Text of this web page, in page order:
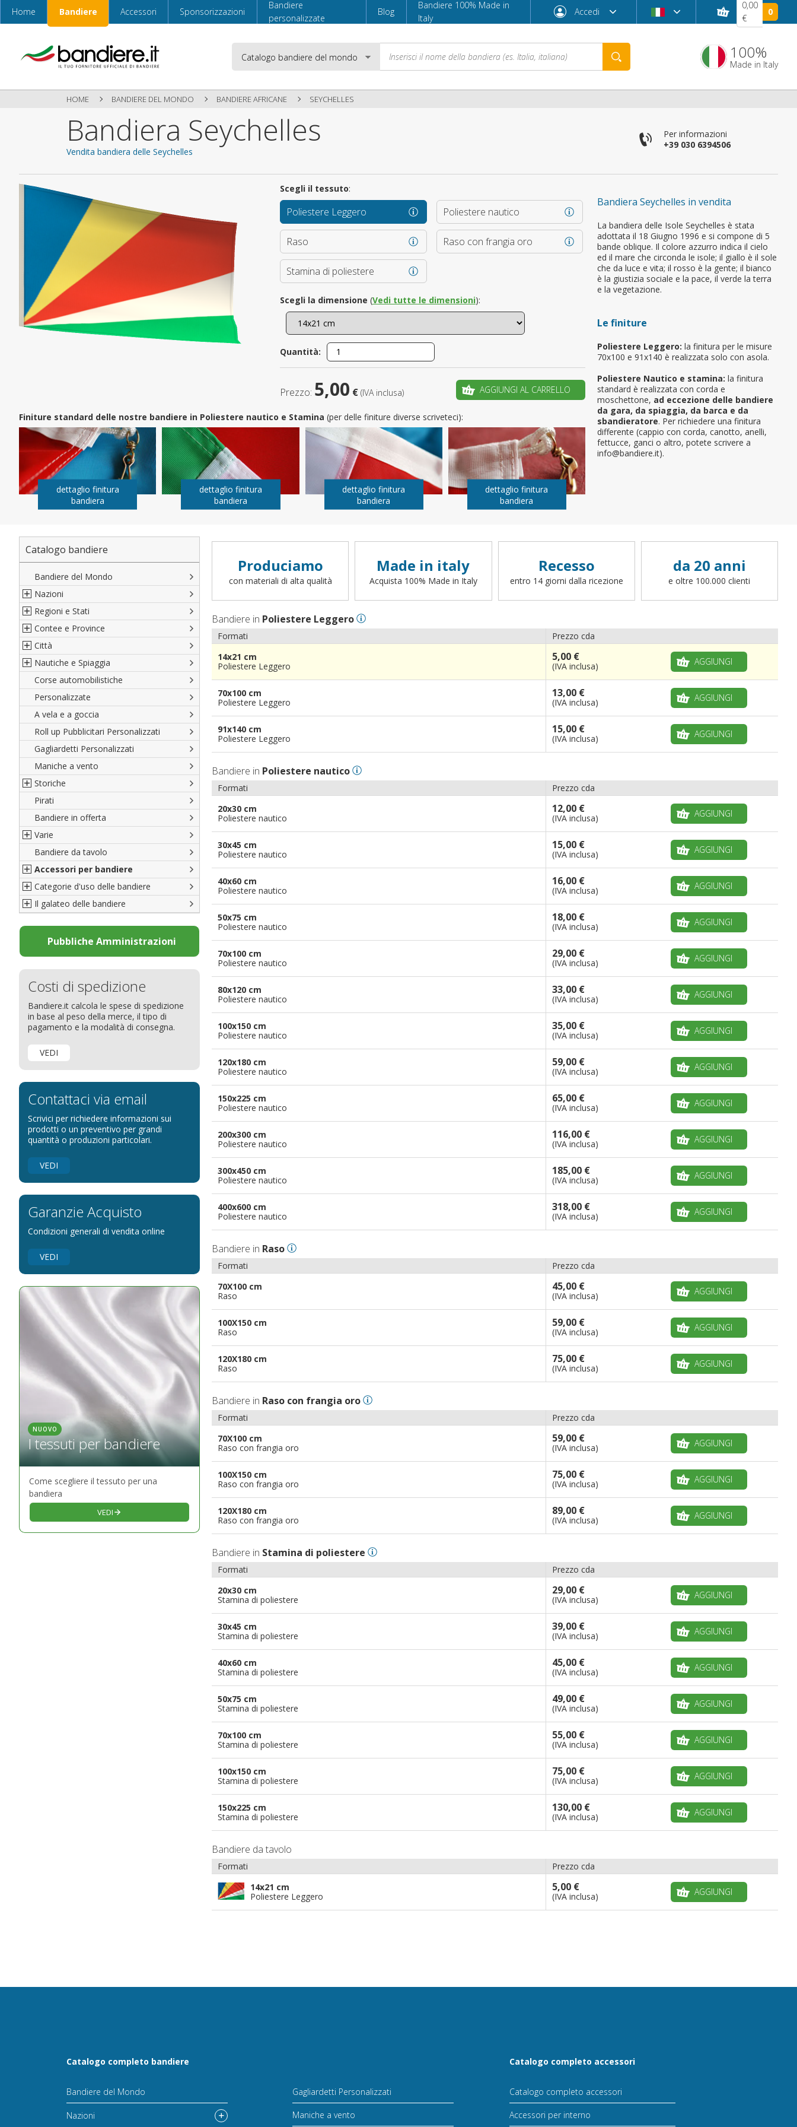
Home Bandiere Accessori Sponsorizzazioni
Bandiere
personalizzate
Blog
Bandiere 100% Made in
Italy
Accedi
Accedi
È il tuo primo ordine?
CREA UN NUOVO ACCOUNT
0,00
€
0
100%
Made in Italy
HOME BANDIERE DEL MONDO BANDIERE AFRICANE SEYCHELLES
Bandiera Seychelles
Vendita bandiera delle Seychelles
Per informazioni
+39 030 6394506
Bandiera Seychelles in vendita
La bandiera delle Isole Seychelles è stata
adottata il 18 Giugno 1996 e si compone di 5
bande oblique. Il colore azzurro indica il cielo
ed il mare che circonda le isole; il giallo è il sole
che da luce e vita; il rosso è la gente; il bianco
è la giustizia sociale e la pace, il verde la terra
e la vegetazione.
Le finiture
Poliestere Leggero: la finitura per le misure
70x100 e 91x140 è realizzata solo con asola.
Poliestere Nautico e stamina: la finitura
standard è realizzata con corda e
moschettone, ad eccezione delle bandiere
da gara, da spiaggia, da barca e da
sbandieratore. Per richiedere una finitura
differente (cappio con corda, canotto, anelli,
fettucce, ganci o altro, potete scrivere a
info@bandiere.it).
Scegli il tessuto:
Poliestere Leggero Poliestere nautico
Raso Raso con frangia oro
Stamina di poliestere
Scegli la dimensione (Vedi tutte le dimensioni):
Quantità:
Prezzo: 5,00 € (IVA inclusa) AGGIUNGI AL CARRELLO
Finiture standard delle nostre bandiere in Poliestere nautico e Stamina (per delle finiture diverse scriveteci):
dettaglio finitura
bandiera
dettaglio finitura
bandiera
dettaglio finitura
bandiera
dettaglio finitura
bandiera
Catalogo bandiere
Bandiere del Mondo
Nazioni
Nord America
Sud America
Europa
Africa
Asia
Oceania
Regioni e Stati
Regioni italiane
Territori Italiani
Stati USA
Francesi
Spagnole
Austriache
Tedesche
Regioni varie
Contee e Province
Cantoni Svizzeri
Province Italiane
Province Spagnole
Francia d'oltremare
Territori britannici d'oltremare
Varie Province del Mondo
Città
Città Italiane
Città spagnole
Città francesi
Città del mondo
Nautiche e Spiaggia
Militari e Mercantili
Codice internazionale nautico
Gran Pavese
Da spiaggia
Di cortesia
Corse automobilistiche
Personalizzate
A vela e a goccia
Roll up Pubblicitari Personalizzati
Gagliardetti Personalizzati
Maniche a vento
Storiche
Italiane
Porte di Milano
Francesi
Americane
Britanniche
Resto del Mondo
Pirati
Bandiere in offerta
Varie
Bandiere del CICAP - Think Deep
Bandiere di Orgoglio Bresciano
Organizzazioni internazionali
Diplomatiche
Bandiere Pubblicitarie
Natale e altre festività
Bandiere etniche e religiose
Bandiere da tavolo
Accessori per bandiere
Accessori per bandiere
Accessori per bandiere da tavolo
Categorie d'uso delle bandiere
Bandiere segnavento
Bandiere per sbandieratori
Bandiere per barche
Bandiere per hotel
Bandiere per eventi
Bandiere per biciclette
Bandiere per autosaloni
Bandiere Palio
Bandiere per enti pubblici
Bandiere per riserve naturali e parchi
Bandiere per musicisti
Bandiere per feste
pennoni per bandiere
Il galateo delle bandiere
La bandiera
Come disporre le bandiere
Dimensioni delle bandiere
Come piegare il tricolore
Pubbliche Amministrazioni
Costi di spedizione
Bandiere.it calcola le spese di spedizione
in base al peso della merce, il tipo di
pagamento e la modalità di consegna.
VEDI
Contattaci via email
Scrivici per richiedere informazioni sui
prodotti o un preventivo per grandi
quantità o produzioni particolari.
VEDI
Garanzie Acquisto
Condizioni generali di vendita online
VEDI
NUOVO
I tessuti per bandiere
Come scegliere il tessuto per una
bandiera
VEDI
Produciamo
con materiali di alta qualità
Made in italy
Acquista 100% Made in Italy
Recesso
entro 14 giorni dalla ricezione
da 20 anni
e oltre 100.000 clienti
Bandiere in Poliestere Leggero
Formati
Prezzo cda
14x21 cm
Poliestere Leggero
5,00 €
(IVA inclusa) AGGIUNGI
70x100 cm
Poliestere Leggero
13,00 €
(IVA inclusa) AGGIUNGI
91x140 cm
Poliestere Leggero
15,00 €
(IVA inclusa) AGGIUNGI
Bandiere in Poliestere nautico
Formati
Prezzo cda
20x30 cm
Poliestere nautico
12,00 €
(IVA inclusa) AGGIUNGI
30x45 cm
Poliestere nautico
15,00 €
(IVA inclusa) AGGIUNGI
40x60 cm
Poliestere nautico
16,00 €
(IVA inclusa) AGGIUNGI
50x75 cm
Poliestere nautico
18,00 €
(IVA inclusa) AGGIUNGI
70x100 cm
Poliestere nautico
29,00 €
(IVA inclusa) AGGIUNGI
80x120 cm
Poliestere nautico
33,00 €
(IVA inclusa) AGGIUNGI
100x150 cm
Poliestere nautico
35,00 €
(IVA inclusa) AGGIUNGI
120x180 cm
Poliestere nautico
59,00 €
(IVA inclusa) AGGIUNGI
150x225 cm
Poliestere nautico
65,00 €
(IVA inclusa) AGGIUNGI
200x300 cm
Poliestere nautico
116,00 €
(IVA inclusa) AGGIUNGI
300x450 cm
Poliestere nautico
185,00 €
(IVA inclusa) AGGIUNGI
400x600 cm
Poliestere nautico
318,00 €
(IVA inclusa) AGGIUNGI
Bandiere in Raso
Formati
Prezzo cda
70X100 cm
Raso
45,00 €
(IVA inclusa) AGGIUNGI
100X150 cm
Raso
59,00 €
(IVA inclusa) AGGIUNGI
120X180 cm
Raso
75,00 €
(IVA inclusa) AGGIUNGI
Bandiere in Raso con frangia oro
Formati
Prezzo cda
70X100 cm
Raso con frangia oro
59,00 €
(IVA inclusa) AGGIUNGI
100X150 cm
Raso con frangia oro
75,00 €
(IVA inclusa) AGGIUNGI
120X180 cm
Raso con frangia oro
89,00 €
(IVA inclusa) AGGIUNGI
Bandiere in Stamina di poliestere
Formati
Prezzo cda
20x30 cm
Stamina di poliestere
29,00 €
(IVA inclusa) AGGIUNGI
30x45 cm
Stamina di poliestere
39,00 €
(IVA inclusa) AGGIUNGI
40x60 cm
Stamina di poliestere
45,00 €
(IVA inclusa) AGGIUNGI
50x75 cm
Stamina di poliestere
49,00 €
(IVA inclusa) AGGIUNGI
70x100 cm
Stamina di poliestere
55,00 €
(IVA inclusa) AGGIUNGI
100x150 cm
Stamina di poliestere
75,00 €
(IVA inclusa) AGGIUNGI
150x225 cm
Stamina di poliestere
130,00 €
(IVA inclusa) AGGIUNGI
Bandiere da tavolo
Formati
Prezzo cda
14x21 cm
Poliestere Leggero
5,00 €
(IVA inclusa) AGGIUNGI
Catalogo completo bandiere
Bandiere del Mondo
Nazioni
Gagliardetti Personalizzati
Maniche a vento
Catalogo completo accessori
Catalogo completo accessori
Accessori per interno